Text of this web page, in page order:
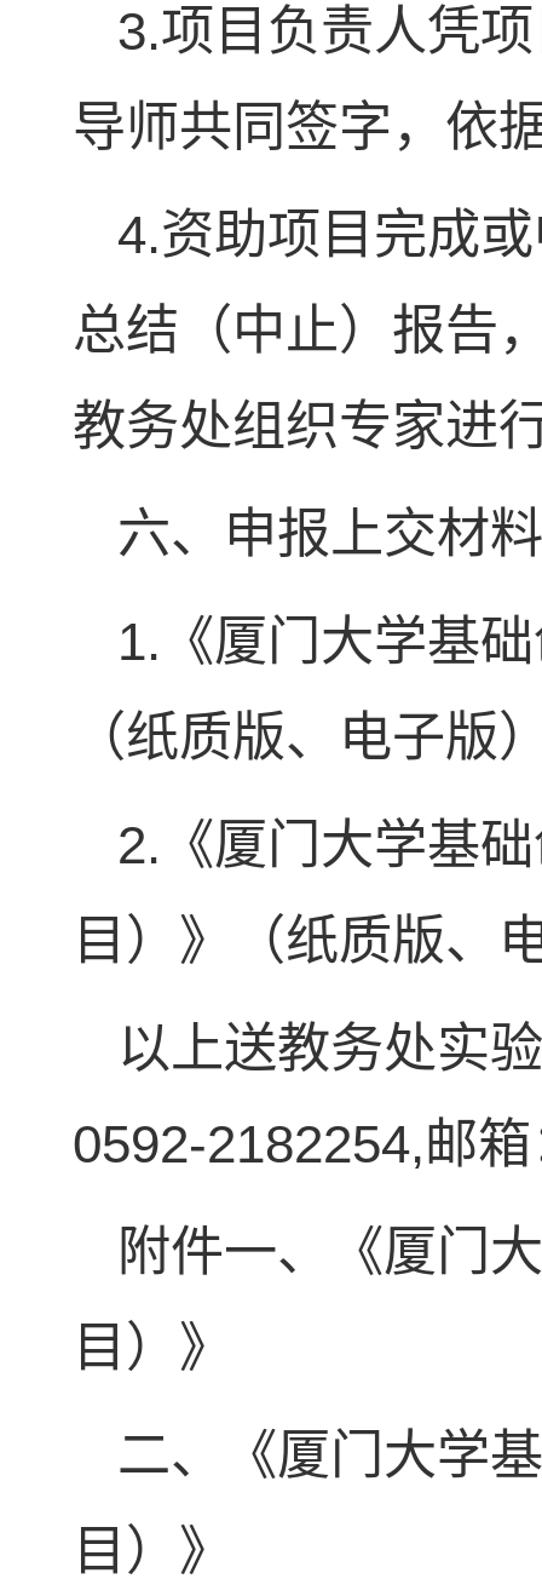
3.项目负责人凭
导师共同签字，依
4.资助项目完成
总结（中止）报告
教务处组织专家进
六、申报上交材
1.《厦门大学基
（纸质版、电子版
2.《厦门大学基
目）》（纸质版、
以上送教务处实
0592-2182254,邮
附件一、《厦门
目）》
二、《厦门大学
目）》